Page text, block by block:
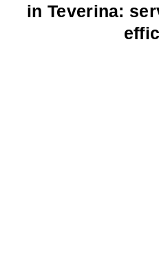
in Teverina: